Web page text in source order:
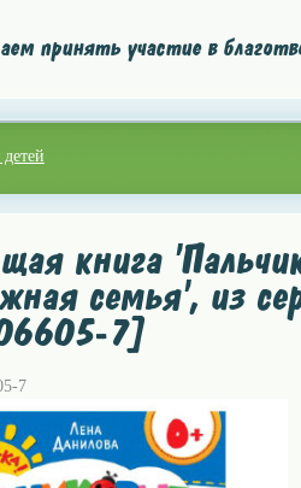
принять участие в
книга
семья', из
7]
7